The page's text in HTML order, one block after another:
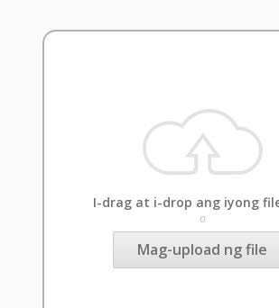
I-drag at i-drop ang iyong
o
Mag-upload ng file